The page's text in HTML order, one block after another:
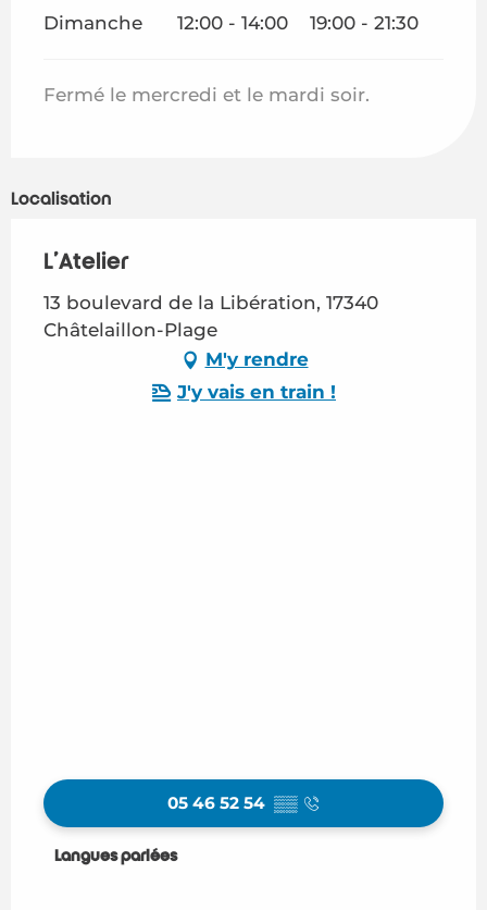
Dimanche 12:00 - 14:00 19:00 - 21:30
Fermé le mercredi et le mardi soir.
Localisation
L'Atelier
13 boulevard de la Libération, 17340
Châtelaillon-Plage
M'y rendre
J'y vais en train !
05 46 52 54 ▒▒
Langues parlées
Langues parlées